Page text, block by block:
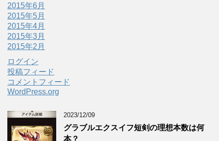
2015年6月
2015年5月
2015年4月
2015年3月
2015年2月
ログイン
投稿フィード
コメントフィード
WordPress.org
2023/12/09
グラブルエクスイフ短剣の理想本数は何
本？